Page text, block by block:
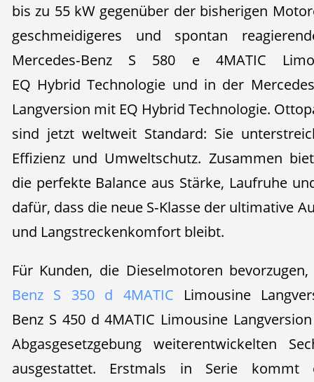
bis zu 55 kW gegenüber der bisherigen
geschmeidigeres und spontan
Mercedes‑Benz S 580 e 4MATIC
EQ Hybrid Technologie und in der
Langversion mit EQ Hybrid Technologie.
sind jetzt weltweit Standard: Sie
Effizienz und Umweltschutz. Zusammen
die perfekte Balance aus Stärke, Laufruhe
dafür, dass die neue S‑Klasse der ultimative
und Langstreckenkomfort bleibt.
Für Kunden, die Dieselmotoren
Benz S 350 d 4MATIC Limousine
Benz S 450 d 4MATIC Limousine
Abgasgesetzgebung weiterentwickelten
ausgestattet. Erstmals in Serie kommt